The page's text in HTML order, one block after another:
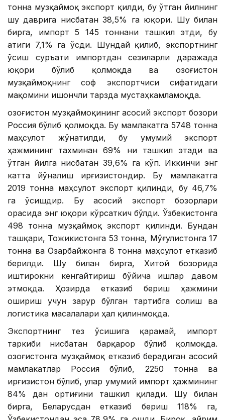
тонна музқаймоқ экспорт қилди, бу ўтган йилнинг
шу даврига нисбатан 38,5% га юқори. Шу билан
бирга, импорт 5 145 тоннани ташкил этди, бу
атиги 7,1% га ўсди. Шундай қилиб, экспортнинг
ўсиш суръати импортдан сезиларли даражада
юқори бўлиб қолмоқда ва Қозоғистон
музқаймоқнинг соф экспортчиси сифатидаги
мақомини ишончли тарзда мустаҳкамламоқда.
Қозоғистон музқаймоқининг асосий экспорт бозори
Россия бўлиб қолмоқда. Бу мамлакатга 5748 тонна
маҳсулот жўнатилди, бу умумий экспорт
ҳажмининг тахминан 69% ни ташкил этади ва
ўтган йилга нисбатан 39,6% га кўп. Иккинчи энг
катта йўналиш Қирғизистондир. Бу мамлакатга
2019 тонна маҳсулот экспорт қилинди, бу 46,7%
га ўсишдир. Бу асосий экспорт бозорлари
орасида энг юқори кўрсаткич бўлди. Ўзбекистонга
498 тонна музқаймоқ экспорт қилинди. Бундан
ташқари, Тожикистонга 53 тонна, Мўғулистонга 17
тонна ва Озарбайжонга 8 тонна маҳсулот етказиб
берилди. Шу билан бирга, Хитой бозорида
иштирокни кенгайтириш бўйича ишлар давом
этмоқда. Ҳозирда етказиб бериш ҳажмини
ошириш учун зарур бўлган тартибга солиш ва
логистика масалалари ҳал қилинмоқда.
Экспортнинг тез ўсишига қарамай, импорт
таркиби нисбатан барқарор бўлиб қолмоқда.
Қозоғистонга музқаймоқ етказиб берадиган асосий
мамлакатлар Россия бўлиб, 2250 тонна ва
Қирғизистон бўлиб, улар умумий импорт ҳажмининг
84% дан ортиғини ташкил қилади. Шу билан
бирга, Беларусдан етказиб бериш 118% га,